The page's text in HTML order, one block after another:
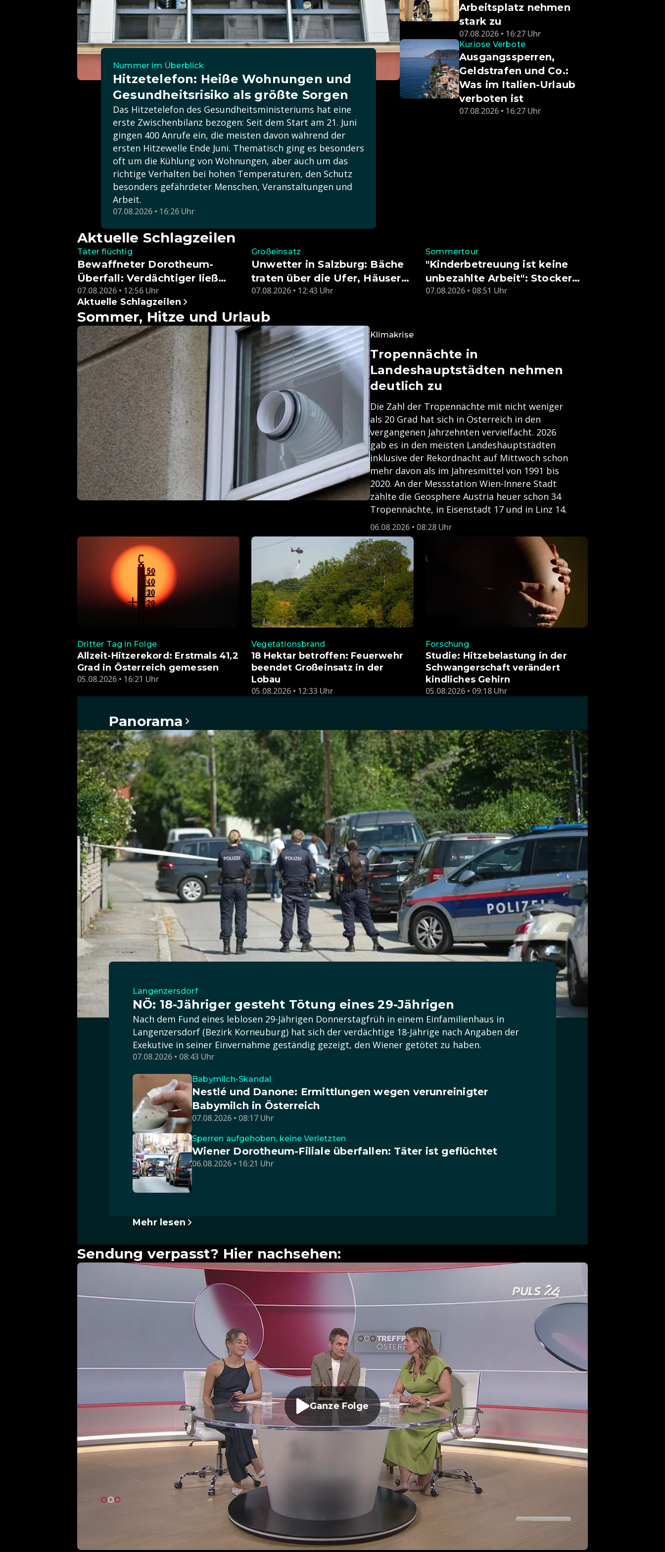
Nummer im Überblick
Hitzetelefon: Heiße Wohnungen und
Gesundheitsrisiko als größte Sorgen
Das Hitzetelefon des Gesundheitsministeriums hat eine
erste Zwischenbilanz bezogen: Seit dem Start am 21. Juni
gingen 400 Anrufe ein, die meisten davon während der
ersten Hitzewelle Ende Juni. Thematisch ging es besonders
oft um die Kühlung von Wohnungen, aber auch um das
richtige Verhalten bei hohen Temperaturen, den Schutz
besonders gefährdeter Menschen, Veranstaltungen und
Arbeit.
07.08.2026 • 16:26 Uhr
Arbeitsplatz nehmen
stark zu
07.08.2026 • 16:27 Uhr
Kuriose Verbote
Ausgangssperren,
Geldstrafen und Co.:
Was im Italien-Urlaub
verboten ist
07.08.2026 • 16:27 Uhr
Aktuelle Schlagzeilen
Täter flüchtig
Bewaffneter Dorotheum-
Überfall: Verdächtiger ließ
Beute zurück
07.08.2026 • 12:56 Uhr
Großeinsatz
Unwetter in Salzburg: Bäche
traten über die Ufer, Häuser
evakuiert
07.08.2026 • 12:43 Uhr
Sommertour
"Kinderbetreuung ist keine
unbezahlte Arbeit": Stocker
erntet Kritik in Salzburg
07.08.2026 • 08:51 Uhr
Aktuelle Schlagzeilen
Sommer, Hitze und Urlaub
Klimakrise
Tropennächte in
Landeshauptstädten nehmen
deutlich zu
Die Zahl der Tropennächte mit nicht weniger
als 20 Grad hat sich in Österreich in den
vergangenen Jahrzehnten vervielfacht. 2026
gab es in den meisten Landeshauptstädten
inklusive der Rekordnacht auf Mittwoch schon
mehr davon als im Jahresmittel von 1991 bis
2020. An der Messstation Wien-Innere Stadt
zählte die Geosphere Austria heuer schon 34
Tropennächte, in Eisenstadt 17 und in Linz 14.
06.08.2026 • 08:28 Uhr
Dritter Tag in Folge
Allzeit-Hitzerekord: Erstmals 41,2
Grad in Österreich gemessen
05.08.2026 • 16:21 Uhr
Vegetationsbrand
18 Hektar betroffen: Feuerwehr
beendet Großeinsatz in der
Lobau
05.08.2026 • 12:33 Uhr
Forschung
Studie: Hitzebelastung in der
Schwangerschaft verändert
kindliches Gehirn
05.08.2026 • 09:18 Uhr
Panorama
Langenzersdorf
NÖ: 18-Jähriger gesteht Tötung eines 29-Jährigen
Nach dem Fund eines leblosen 29-Jährigen Donnerstagfrüh in einem Einfamilienhaus in
Langenzersdorf (Bezirk Korneuburg) hat sich der verdächtige 18-Jährige nach Angaben der
Exekutive in seiner Einvernahme geständig gezeigt, den Wiener getötet zu haben.
07.08.2026 • 08:43 Uhr
Babymilch-Skandal
Nestlé und Danone: Ermittlungen wegen verunreinigter
Babymilch in Österreich
07.08.2026 • 08:17 Uhr
Sperren aufgehoben, keine Verletzten
Wiener Dorotheum-Filiale überfallen: Täter ist geflüchtet
06.08.2026 • 16:21 Uhr
Mehr lesen
Sendung verpasst? Hier nachsehen:
Ganze Folge